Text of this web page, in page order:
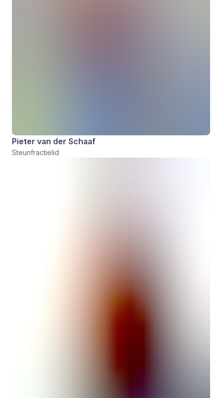
Pieter van der Schaaf
Steunfractielid